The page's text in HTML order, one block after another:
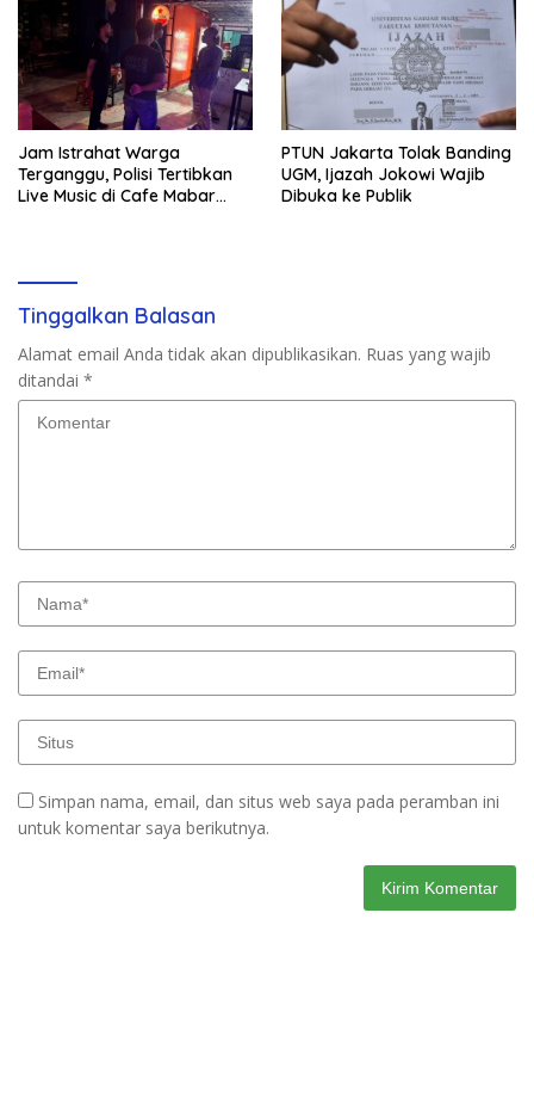
Jam Istrahat Warga
Terganggu, Polisi Tertibkan
Live Music di Cafe Mabar
PTUN Jakarta Tolak Banding
UGM, Ijazah Jokowi Wajib
Dibuka ke Publik
Tinggalkan Balasan
Alamat email Anda tidak akan dipublikasikan. Ruas yang wajib
ditandai *
Simpan nama, email, dan situs web saya pada peramban ini
untuk komentar saya berikutnya.